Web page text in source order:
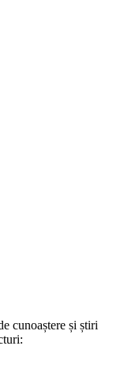
cunoaștere și știri